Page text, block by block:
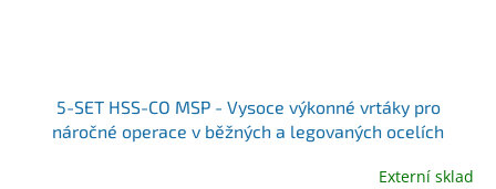
5-SET HSS-CO MSP - Vysoce výkonné vrtáky pro
náročné operace v běžných a legovaných ocelích
Externí sklad